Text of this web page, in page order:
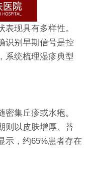
现具有多样性。
识别早期信号是控
系统梳理湿疹典型
集丘疹或水疱。
则以皮肤增厚、苔
示，约65%患者存在